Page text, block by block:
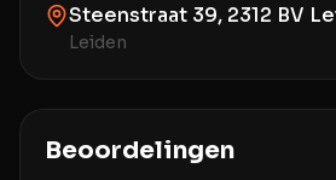
Steenstraat 39, 2312 BV
Leiden
Beoordelingen